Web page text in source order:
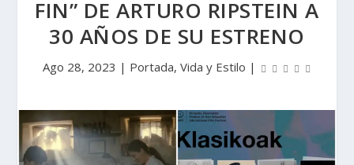
FIN” DE ARTURO RIPSTEIN A
30 AÑOS DE SU ESTRENO
Ago 28, 2023 | Portada, Vida y Estilo |